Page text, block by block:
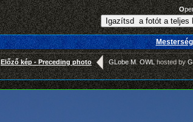
O
Előző kép - Preceding photo GLobe M. OWL hosted by